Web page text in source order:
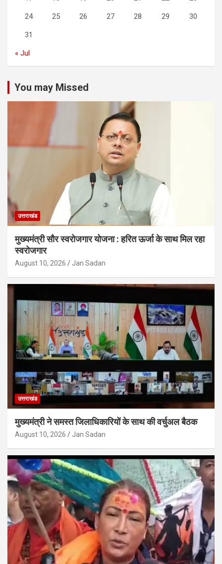
24 25 26 27 28 29 30
31
« Jul
You may Missed
उत्तराखंड
मुख्यमंत्री सौर स्वरोजगार योजना : हरित ऊर्जा के साथ मिल रहा
स्वरोजगार
August 10, 2026 Jan Sadan
उत्तराखंड
मुख्यमंत्री ने समस्त जिलाधिकारियों के साथ की वर्चुअल बैठक
August 10, 2026 Jan Sadan